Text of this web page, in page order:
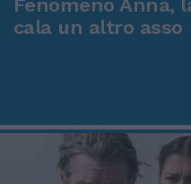
Fenomeno Anna,
cala un altro asso